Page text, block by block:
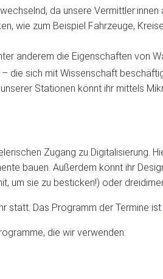
da unsere
wie zum Beispiel Fahrzeuge,
anderem die Eigenschaften von
die sich mit Wissenschaft
Stationen könnt ihr mittels
Zugang zu Digitalisierung.
bauen. Außerdem könnt ihr
um sie zu besticken!) oder
statt. Das Programm der Termine ist
die wir verwenden: